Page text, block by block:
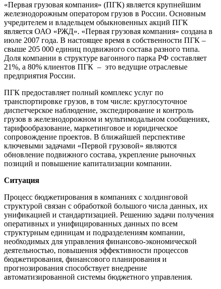
«Первая грузовая компания» (ПГК) является крупнейшим
железнодорожным оператором грузов в России. Основным
учредителем и владельцем обыкновенных акций ПГК
является ОАО «РЖД». «Первая грузовая компания» создана в
июле 2007 года. В настоящее время в собственности ПГК –
свыше 205 000 единиц подвижного состава разного типа.
Доля компании в структуре вагонного парка РФ составляет
21%, а 80% клиентов ПГК – это ведущие отраслевые
предприятия России.
ПГК предоставляет полный комплекс услуг по
транспортировке грузов, в том числе: круглосуточное
диспетчерское наблюдение, экспедирование и контроль
грузов в железнодорожном и мультимодальном сообщениях,
тарифообразование, маркетинговое и юридическое
сопровождение проектов. В ближайшей перспективе
ключевыми задачами «Первой грузовой» являются
обновление подвижного состава, укрепление рыночных
позиций и повышение капитализации компании.
Ситуация
Процесс бюджетирования в компаниях с холдинговой
структурой связан с обработкой большого числа данных, их
унификацией и стандартизацией. Решению задачи получения
оперативных и унифицированных данных по всем
структурным единицам и подразделениям компании,
необходимых для управления финансово-экономической
деятельностью, повышения эффективности процессов
бюджетирования, финансового планирования и
прогнозирования способствует внедрение
автоматизированной системы бюджетного управления.